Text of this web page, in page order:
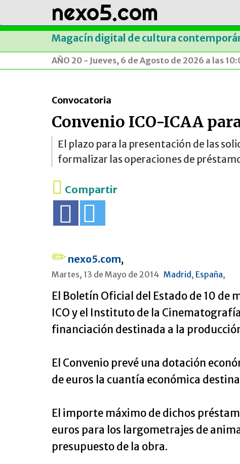
nexo5.com
Magacín digital de cultura
AÑO 20 - Jueves, 6 de Agosto de 2026 a las
Convocatoria
Convenio ICO-ICAA
El plazo para la presentación de las
formalizar las operaciones de
Compartir
nexo5.com,
Martes, 13 de Mayo de 2014 Madrid , España,
El Boletín Oficial del Estado de 10
ICO y el Instituto de la
financiación destinada a la
El Convenio prevé una dotación
de euros la cuantía económica
El importe máximo de dichos
euros para los largometrajes de
presupuesto de la obra.